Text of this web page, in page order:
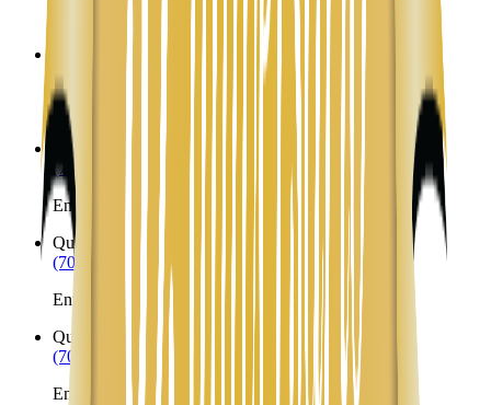
Envíos a Nicaragua desde Pirtleville
AZ
(702) 879-8299
Envíos a Nicaragua desde Prescott
Prescott Valley
AZ
(702) 879-8299
Envíos a Nicaragua desde Prescott Valley
Quartzsite
AZ
(702) 879-8299
Envíos a Nicaragua desde Quartzsite
Queen Creek
AZ
(702) 879-8299
Envíos a Nicaragua desde Queen Creek